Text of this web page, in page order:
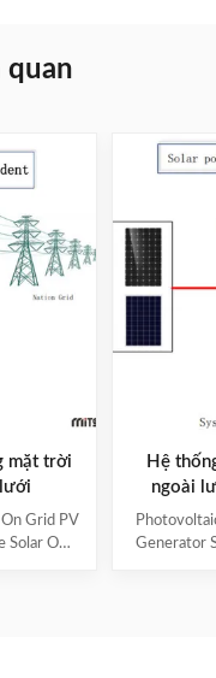
quan
mặt trời
Grid PV
Solar ON-
and
Hệ
ngoài
Generator